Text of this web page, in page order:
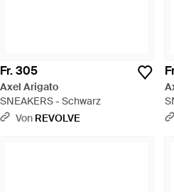
Fr. 305
Axel Arigato
SNEAKERS - Schwarz
Von REVOLVE